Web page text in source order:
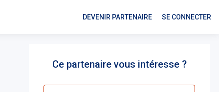
DEVENIR PARTENAIRE SE CONNECTER
Ce partenaire vous intéresse ?